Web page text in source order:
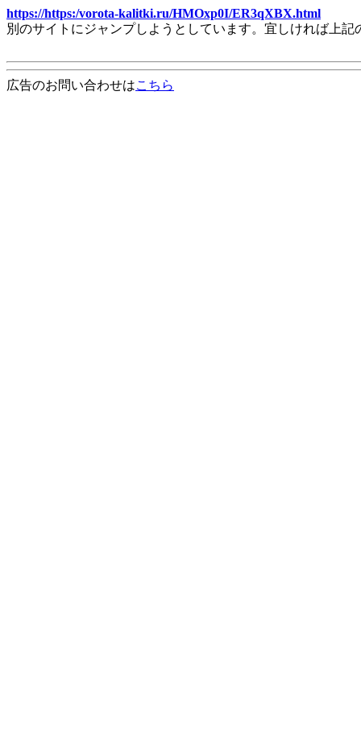
https://https:/vorota-kalitki.ru/HMOxp0I/ER3qXBX.html
別のサイトにジャンプしようとしています。宜しければ上
広告のお問い合わせはこちら